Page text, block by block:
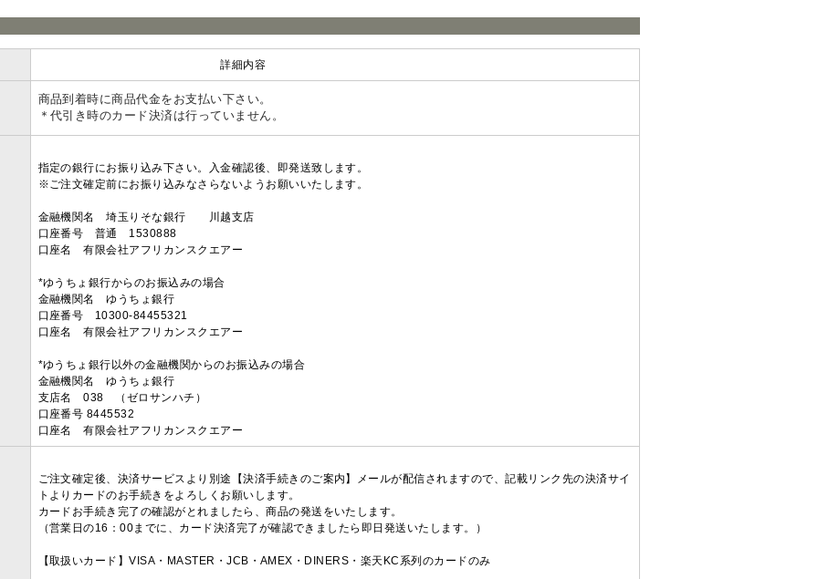
詳細内容
商品到着時に商品代金をお支払い下さい。
＊代引き時のカード決済は行っていません。
指定の銀行にお振り込み下さい。入金確認後、即発送致します。
※ご注文確定前にお振り込みなさらないようお願いいたします。
金融機関名 埼玉りそな銀行 川越支店
口座番号 普通 1530888
口座名 有限会社アフリカンスクエアー
*ゆうちょ銀行からのお振込みの場合
金融機関名 ゆうちょ銀行
口座番号 10300-84455321
口座名 有限会社アフリカンスクエアー
*ゆうちょ銀行以外の金融機関からのお振込みの場合
金融機関名 ゆうちょ銀行
支店名 038 （ゼロサンハチ）
口座番号 8445532
口座名 有限会社アフリカンスクエアー
ご注文確定後、決済サービスより別途【決済手続きのご案内】メールが配信されますので、記載リンク先の決済サイ
トよりカードのお手続きをよろしくお願いします。
カードお手続き完了の確認がとれましたら、商品の発送をいたします。
（営業日の16：00までに、カード決済完了が確認できましたら即日発送いたします。）
【取扱いカード】VISA・MASTER・JCB・AMEX・DINERS・楽天KC系列のカードのみ